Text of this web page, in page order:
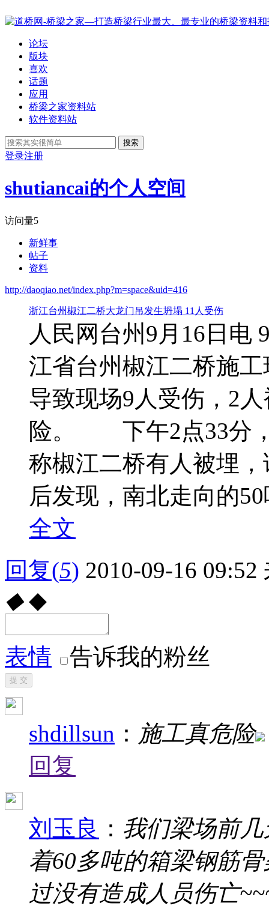
论坛
版块
喜欢
话题
应用
桥梁之家资料站
软件资料站
搜索
登录注册
shutiancai的个人空间
访问量5
新鲜事
帖子
资料
http://daoqiao.net/index.php?m=space&uid=416
浙江台州椒江二桥大龙门吊发生坍塌 11人受伤
人民网台州9月16日电
江省台州椒江二桥施
导致现场9人受伤，2
险。 下午2点33分，
称椒江二桥有人被埋
后发现，南北走向的
全文
回复(5) 2010-09-16 09:52
◆ ◆
表情 告诉我的粉丝
提 交
shdillsun ： 施工真危险
回复
刘玉良 ： 我们梁场前
着60多吨的箱梁钢筋
过没有造成人员伤亡